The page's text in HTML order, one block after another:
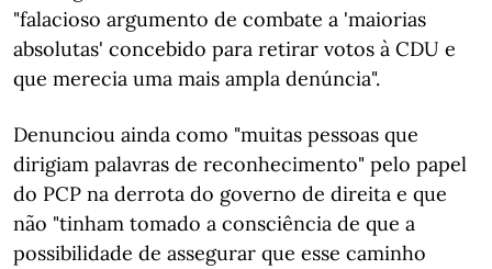
"falacioso argumento de combate a 'maiorias
absolutas' concebido para retirar votos à CDU e
que merecia uma mais ampla denúncia".
Denunciou ainda como "muitas pessoas que
dirigiam palavras de reconhecimento" pelo papel
do PCP na derrota do governo de direita e que
não "tinham tomado a consciência de que a
possibilidade de assegurar que esse caminho